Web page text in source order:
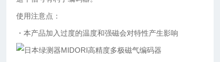
使用注意点：
・本产品加入过度的温度和强磁会对特性产生影响